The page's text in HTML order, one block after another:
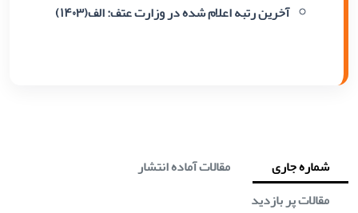
آخرین رتبه اعلام شده در وزارت عتف: الف(۱۴۰۳)
شماره جاری
مقالات آماده انتشار
مقالات پر بازدید